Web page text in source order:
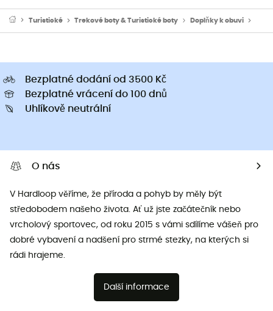
Turistické Trekové boty & Turistické boty Doplňky k obuvi
Bezplatné dodání od 3500 Kč
Bezplatné vrácení do 100 dnů
Uhlíkově neutrální
O nás
V Hardloop věříme, že příroda a pohyb by měly být
středobodem našeho života. Ať už jste začátečník nebo
vrcholový sportovec, od roku 2015 s vámi sdílíme vášeň pro
dobré vybavení a nadšení pro strmé stezky, na kterých si
rádi hrajeme.
Další informace